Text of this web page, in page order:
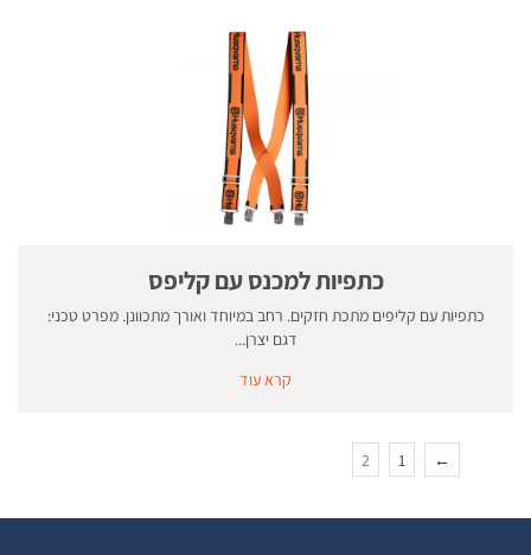
כתפיות למכנס עם קליפס
כתפיות עם קליפים מתכת חזקים. רחב במיוחד ואורך מתכוונן. מפרט טכני:
דגם יצרן...
קרא עוד
←
1
2